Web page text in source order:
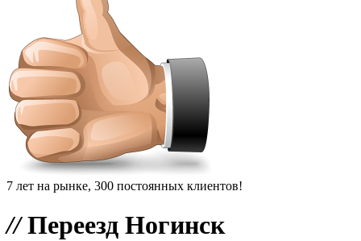
7 лет на рынке, 300 постоянных клиентов!
//Переезд Ногинск